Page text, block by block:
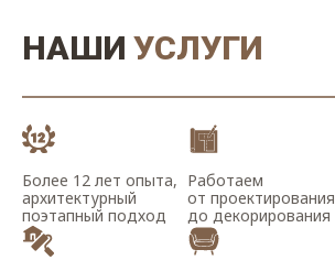
НАШИ УСЛУГИ
Более 12 лет опыта,
архитектурный
поэтапный подход
Работаем
от проектирования
до декорирования